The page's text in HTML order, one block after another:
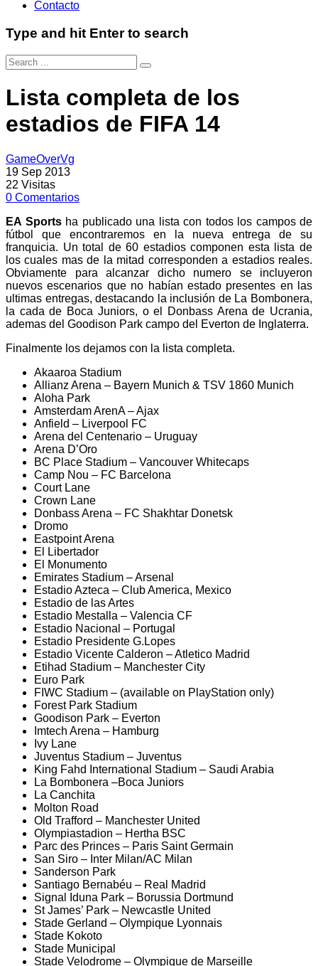
Contacto
Type and hit Enter to search
Lista completa de los
estadios de FIFA 14
GameOverVg
19 Sep 2013
22 Visitas
0 Comentarios
EA Sportsha publicado una lista con todos los campos de
fútbol que encontraremos en la nueva entrega de su
franquicia. Un total de 60 estadios componen esta lista de
los cuales mas de la mitad corresponden a estadios reales.
Obviamente para alcanzar dicho numero se incluyeron
nuevos escenarios que no habían estado presentes en las
ultimas entregas, destacando la inclusión de La Bombonera,
la cada de Boca Juniors, o el Donbass Arena de Ucrania,
ademas del Goodison Park campo del Everton de Inglaterra.
Finalmente los dejamos con la lista completa.
Akaaroa Stadium
Allianz Arena – Bayern Munich & TSV 1860 Munich
Aloha Park
Amsterdam ArenA – Ajax
Anfield – Liverpool FC
Arena del Centenario – Uruguay
Arena D’Oro
BC Place Stadium – Vancouver Whitecaps
Camp Nou – FC Barcelona
Court Lane
Crown Lane
Donbass Arena – FC Shakhtar Donetsk
Dromo
Eastpoint Arena
El Libertador
El Monumento
Emirates Stadium – Arsenal
Estadio Azteca – Club America, Mexico
Estadio de las Artes
Estadio Mestalla – Valencia CF
Estadio Nacional – Portugal
Estadio Presidente G.Lopes
Estadio Vicente Calderon – Atletico Madrid
Etihad Stadium – Manchester City
Euro Park
FIWC Stadium – (available on PlayStation only)
Forest Park Stadium
Goodison Park – Everton
Imtech Arena – Hamburg
Ivy Lane
Juventus Stadium – Juventus
King Fahd International Stadium – Saudi Arabia
La Bombonera –Boca Juniors
La Canchita
Molton Road
Old Trafford – Manchester United
Olympiastadion – Hertha BSC
Parc des Princes – Paris Saint Germain
San Siro – Inter Milan/AC Milan
Sanderson Park
Santiago Bernabéu – Real Madrid
Signal Iduna Park – Borussia Dortmund
St James’ Park – Newcastle United
Stade Gerland – Olympique Lyonnais
Stade Kokoto
Stade Municipal
Stade Velodrome – Olympique de Marseille